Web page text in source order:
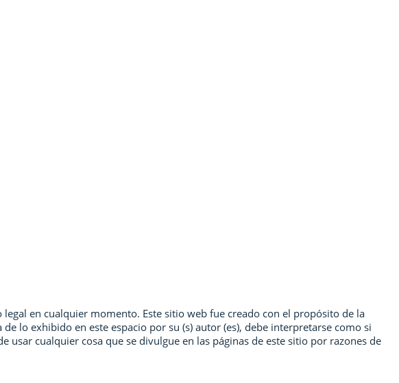
en cualquier momento. Este sitio web fue creado con el propósito de la
lo exhibido en este espacio por su (s) autor (es), debe interpretarse como si
cualquier cosa que se divulgue en las páginas de este sitio por razones de